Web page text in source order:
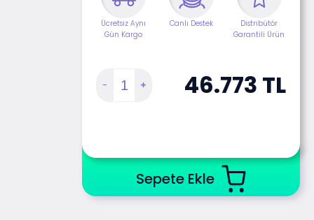
Ücretsiz Aynı
Gün Kargo
Canlı Destek
Distribütör
Garantili Ürün
46.773 TL
Sepete Ekle